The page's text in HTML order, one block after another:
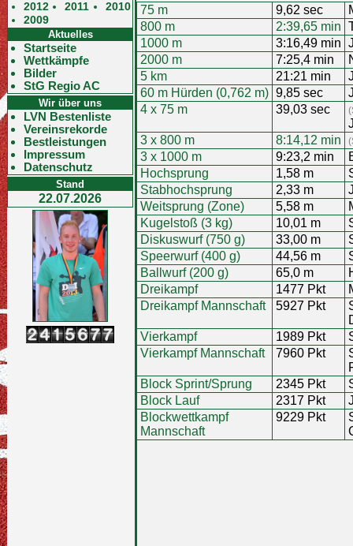
2012
2011
2010
2009
Aktuelles
Startseite
Wettkämpfe
Bilder
StG Regio AC
Wir über uns
LVN Bestenliste
Vereinsrekorde
Bestleistungen
Impressum
Datenschutz
Stand
22.07.2026
75 m 9,62 sec
800 m
2:39,65 min
1000 m
3:16,49 min
2000 m
7:25,4 min
5 km
21:21 min
60 m Hürden (0,762 m) 9,85 sec
4 x 75 m
39,03 sec
3 x 800 m
8:14,12 min
3 x 1000 m 9:23,2 min
Hochsprung
1,58 m
Stabhochsprung
2,33 m
Weitsprung (Zone)
5,58 m
Kugelstoß (3 kg)
10,01 m
Diskuswurf (750 g)
33,00 m
Speerwurf (400 g)
44,56 m
Ballwurf (200 g)
65,0 m
Dreikampf
1477 Pkt
Dreikampf Mannschaft
5927 Pkt
Vierkampf
1989 Pkt
Vierkampf Mannschaft
7960 Pkt
Block Sprint/Sprung
2345 Pkt
Block Lauf
2317 Pkt
Blockwettkampf
Mannschaft
9229 Pkt